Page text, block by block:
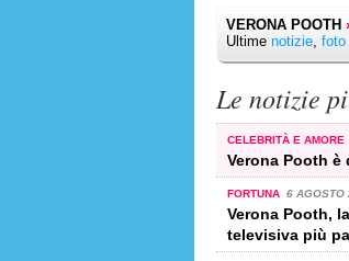
VERONA POOTH
Ultime notizie, foto
Le notizie
CELEBRITÀ E AMORE
Verona Pooth
FORTUNA 6 AGOSTO
Verona Pooth,
televisiva più